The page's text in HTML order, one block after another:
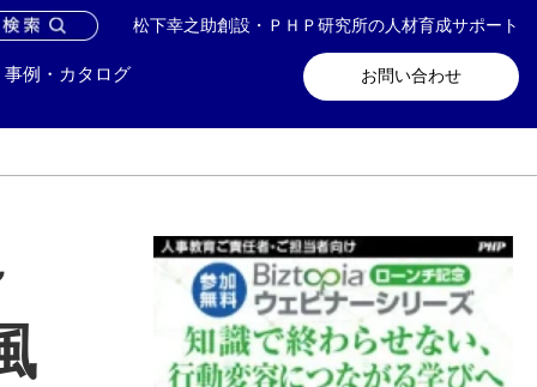
松下幸之助創設・ＰＨＰ研究所の人材育成サポート
お問い合わせ
事例・カタログ
い合わせ メールマガジン登録